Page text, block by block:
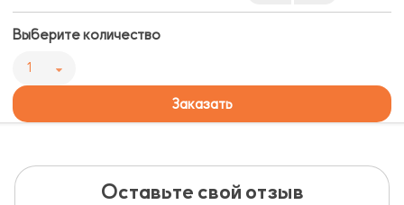
Выберите количество
1
Заказать
Оставьте свой отзыв